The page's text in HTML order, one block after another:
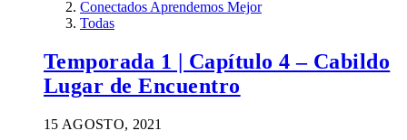
Conectados Aprendemos Mejor
Todas
Temporada 1 | Capítulo 4 – Cabildo
Lugar de Encuentro
15 AGOSTO, 2021